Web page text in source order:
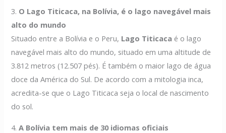
3. O Lago Titicaca, na Bolívia, é o lago navegável mais
alto do mundo
Situado entre a Bolívia e o Peru, Lago Titicaca é o lago
navegável mais alto do mundo, situado em uma altitude de
3.812 metros (12.507 pés). É também o maior lago de água
doce da América do Sul. De acordo com a mitologia inca,
acredita-se que o Lago Titicaca seja o local de nascimento
do sol.
4.A Bolívia tem mais de 30 idiomas oficiais